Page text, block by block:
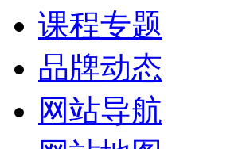
课程专题
品牌动态
网站导航